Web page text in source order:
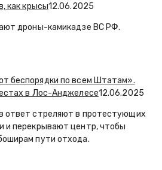
как крысы12.06.2025
дроны-камикадзе ВС РФ.
беспорядки по всем Штатам».
в Лос-Анджелесе12.06.2025
ответ стреляют в протестующих
и перекрывают центр, чтобы
пути отхода.